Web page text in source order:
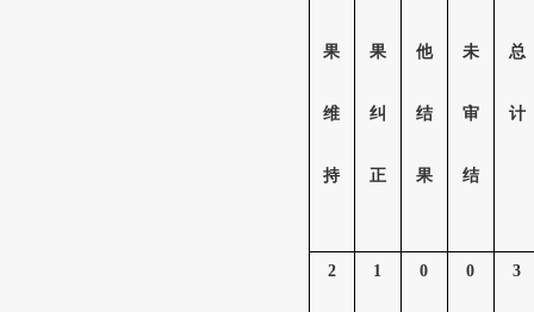
果
维
持
果
纠
正
他
结
果
未
审
结
总
计
2 1 0 0 3